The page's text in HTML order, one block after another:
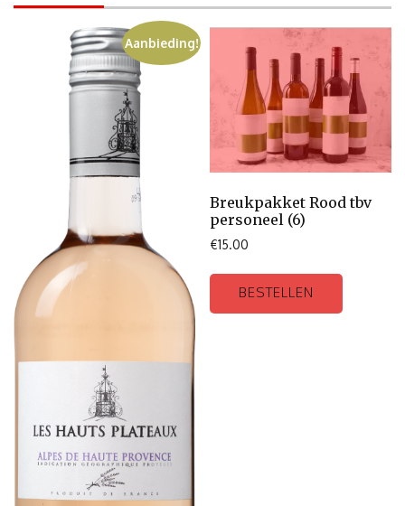
Aanbieding!
Breukpakket Rood tbv
personeel (6)
€15.00
BESTELLEN